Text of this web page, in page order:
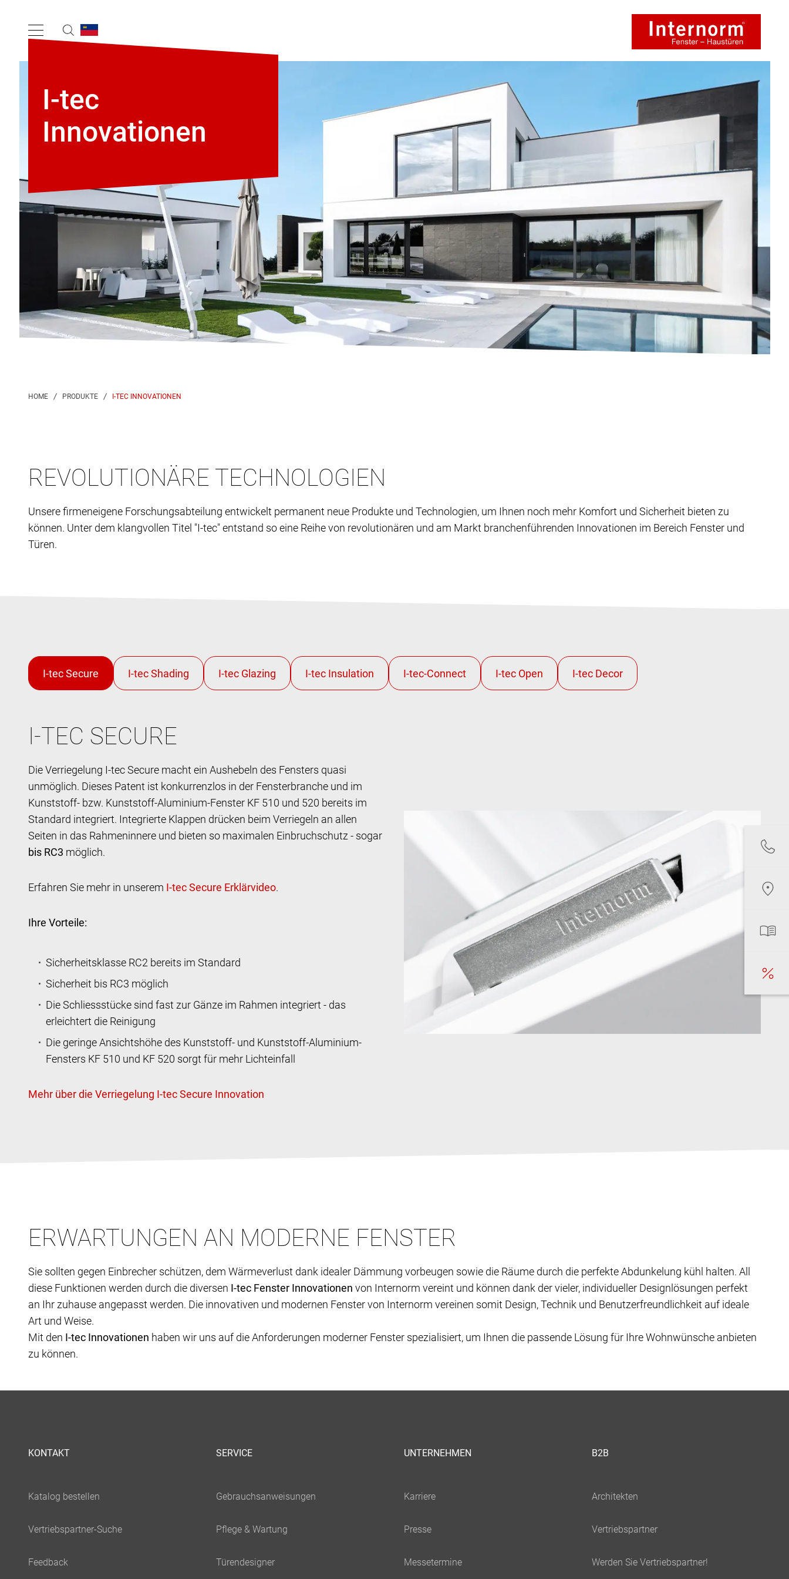
I-tec
Innovationen
I-TEC INNOVATIONEN
REVOLUTIONÄRE TECHNOLOGIEN
Unsere firmeneigene Forschungsabteilung entwickelt permanent neue Produkte und Technologien, um Ihnen noch mehr Komfort und Sicherheit bieten zu
können. Unter dem klangvollen Titel "I-tec" entstand so eine Reihe von revolutionären und am Markt branchenführenden Innovationen im Bereich Fenster und
Türen.
I-TEC SECURE
Die Verriegelung I-tec Secure macht ein Aushebeln des Fensters quasi
unmöglich. Dieses Patent ist konkurrenzlos in der Fensterbranche und im
Kunststoff- bzw. Kunststoff-Aluminium-Fenster KF 510 und 520 bereits im
Standard integriert. Integrierte Klappen drücken beim Verriegeln an allen
Seiten in das Rahmeninnere und bieten so maximalen Einbruchschutz - sogar
bis RC3 möglich.
Erfahren Sie mehr in unserem .
Ihre Vorteile:
Sicherheitsklasse RC2 bereits im Standard
Sicherheit bis RC3 möglich
Die Schliessstücke sind fast zur Gänze im Rahmen integriert - das
erleichtert die Reinigung
Die geringe Ansichtshöhe des Kunststoff- und Kunststoff-Aluminium-
Fensters KF 510 und KF 520 sorgt für mehr Lichteinfall
ERWARTUNGEN AN MODERNE FENSTER
Sie sollten gegen Einbrecher schützen, dem Wärmeverlust dank idealer Dämmung vorbeugen sowie die Räume durch die perfekte Abdunkelung kühl halten. All
diese Funktionen werden durch die diversen I-tec Fenster Innovationen von Internorm vereint und können dank der vieler, individueller Designlösungen perfekt
an Ihr zuhause angepasst werden. Die innovativen und modernen Fenster von Internorm vereinen somit Design, Technik und Benutzerfreundlichkeit auf ideale
Art und Weise.
Mit den I-tec Innovationen haben wir uns auf die Anforderungen moderner Fenster spezialisiert, um Ihnen die passende Lösung für Ihre Wohnwünsche anbieten
zu können.
KONTAKT SERVICE UNTERNEHMEN B2B